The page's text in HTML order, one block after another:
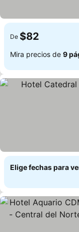
De $82
Mira precios de 9
Elige fechas para